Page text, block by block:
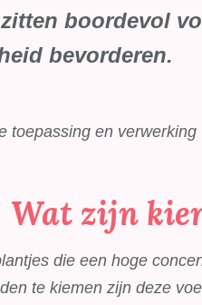
boordevol
bevorderen.
toepassing en
Wat zijn
die een hoge
te kiemen zijn deze